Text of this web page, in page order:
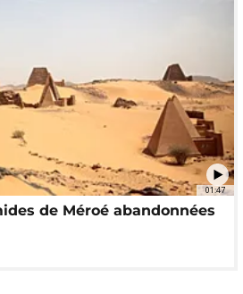
01:47
de Méroé abandonnées